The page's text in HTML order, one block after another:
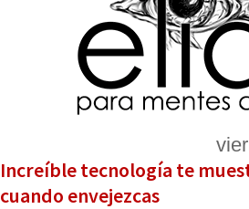
Increíble tecnología te
cuando envejezcas